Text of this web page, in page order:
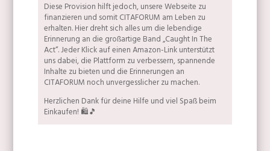
Diese Provision hilft jedoch, unsere Webseite zu
finanzieren und somit CITAFORUM am Leben zu
erhalten. Hier dreht sich alles um die lebendige
Erinnerung an die großartige Band „Caught In The
Act“. Jeder Klick auf einen Amazon-Link unterstützt
uns dabei, die Plattform zu verbessern, spannende
Inhalte zu bieten und die Erinnerungen an
CITAFORUM noch unvergesslicher zu machen.
Herzlichen Dank für deine Hilfe und viel Spaß beim
Einkaufen! 🛍️🎵